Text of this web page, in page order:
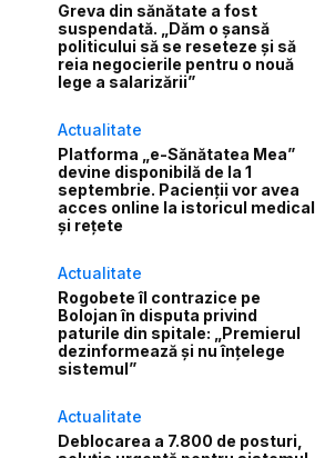
Greva din sănătate a fost
suspendată. „Dăm o șansă
politicului să se reseteze și să
reia negocierile pentru o nouă
lege a salarizării”
Actualitate
Platforma „e-Sănătatea Mea”
devine disponibilă de la 1
septembrie. Pacienții vor avea
acces online la istoricul medical
și rețete
Actualitate
Rogobete îl contrazice pe
Bolojan în disputa privind
paturile din spitale: „Premierul
dezinformează și nu înțelege
sistemul”
Actualitate
Deblocarea a 7.800 de posturi,